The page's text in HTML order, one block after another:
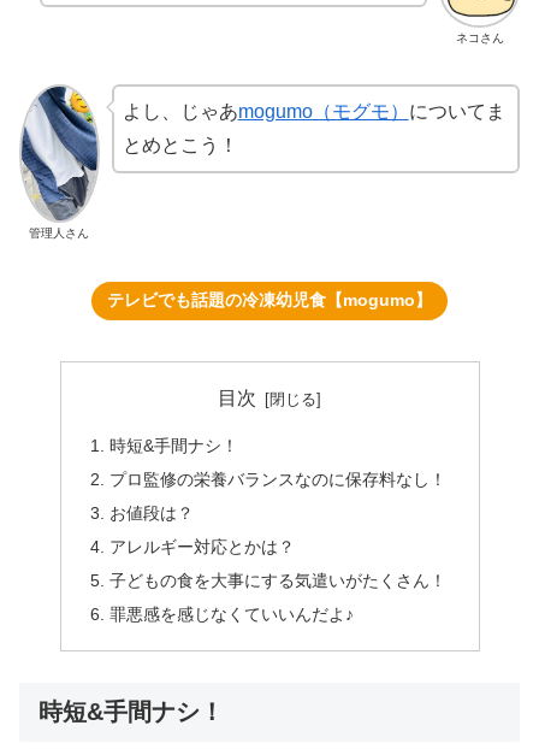
ネコさん
管理人さん
よし、じゃあmogumo（モグモ） についてま
とめとこう！
テレビでも話題の冷凍幼児食【mogumo】
目次
時短&手間ナシ！
プロ監修の栄養バランスなのに保存料なし！
お値段は？
アレルギー対応とかは？
子どもの食を大事にする気遣いがたくさん！
罪悪感を感じなくていいんだよ♪
時短&手間ナシ！